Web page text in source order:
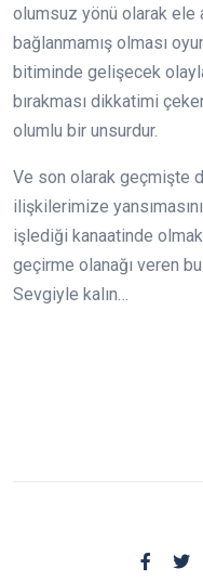
olumsuz yönü olarak ele
bağlanmamış olması
bitiminde gelişecek
bırakması dikkatimi
olumlu bir unsurdur.
Ve son olarak geçmişte
ilişkilerimize
işlediği kanaatinde
geçirme olanağı veren
Sevgiyle kalın…